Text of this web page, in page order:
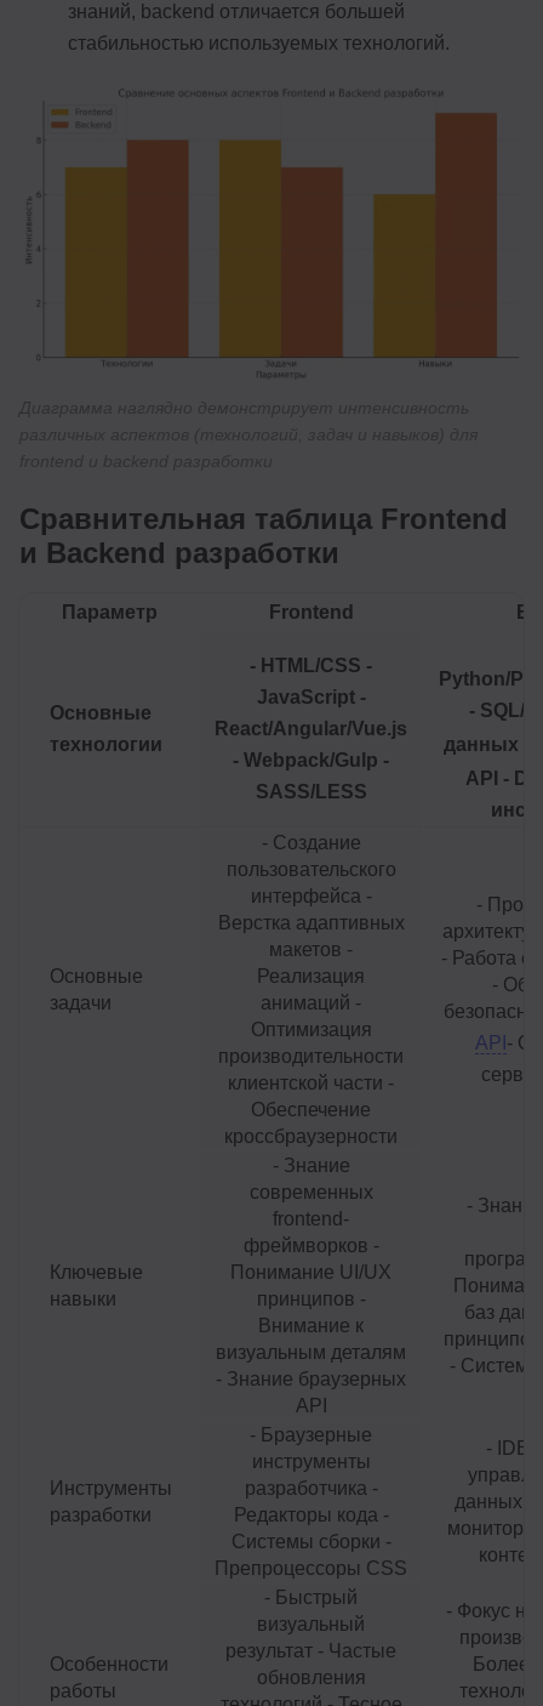
знаний, backend отличается большей
стабильностью используемых технологий.
Сравнительная таблица Frontend
и Backend разработки
Параметр Frontend
Основные
технологии
- HTML/CSS -
JavaScript -
React/Angular/Vue.js
- Webpack/Gulp -
SASS/LESS
Python/
- SQL/
данных -
API -
Основные
задачи
- Создание
пользовательского
интерфейса -
Верстка адаптивных
макетов -
Реализация
анимаций -
Оптимизация
производительности
клиентской части -
Обеспечение
кроссбраузерности
-
- Работа с
-
API -
Ключевые
навыки
- Знание
современных
frontend-
фреймворков -
Понимание UI/UX
принципов -
Внимание к
визуальным деталям
- Знание браузерных
API
-
баз
-
Инструменты
разработки
- Браузерные
инструменты
разработчика -
Редакторы кода -
Системы сборки -
Препроцессоры CSS
- IDE
данных -
Особенности
работы
- Быстрый
визуальный
результат - Частые
обновления
- Фокус на
Более